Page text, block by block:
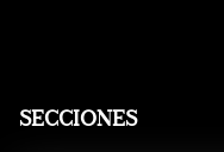
SECCIONES